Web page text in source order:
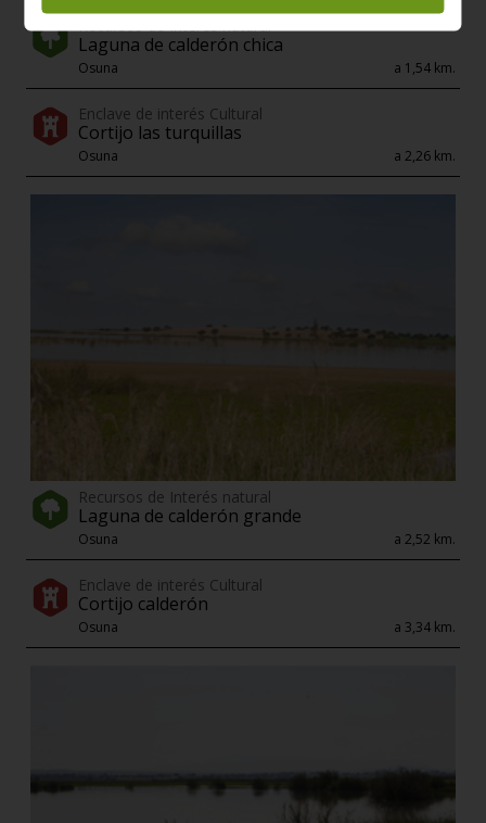
Recursos de Interés natural
Laguna de calderón chica
Osuna a 1,54 km.
Enclave de interés Cultural
Cortijo las turquillas
Osuna a 2,26 km.
Recursos de Interés natural
Laguna de calderón grande
Osuna a 2,52 km.
Enclave de interés Cultural
Cortijo calderón
Osuna a 3,34 km.